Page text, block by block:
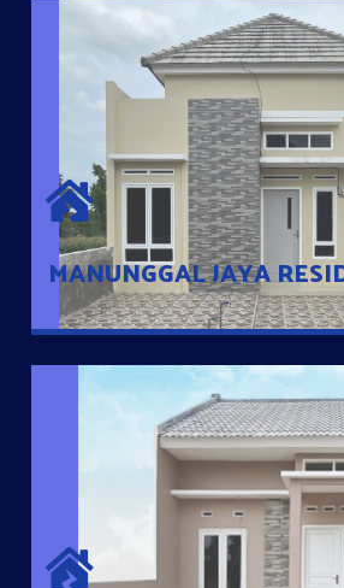
MANUNGGAL JAYA
MANUNGGAL JAYA RESIDENCE
Cluster Exclusive dengan one Gate System,
mini dan memiliki jarak 200m dari jalan
dengan pusat kota
MUTIARA KOPEN
Hunian nyaman dengan suasana pedesaan. 10
kota, 2 menit dari Ring Road